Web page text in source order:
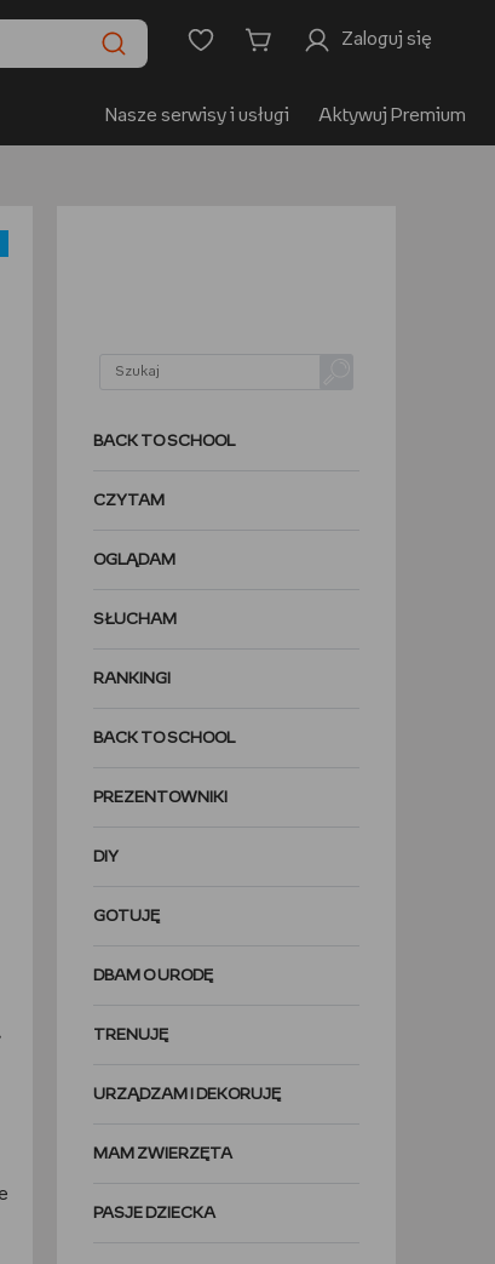
Zaloguj się
Nasze serwisy i usługi Aktywuj Premium
BACK TO SCHOOL
CZYTAM
OGLĄDAM
SŁUCHAM
RANKINGI
BACK TO SCHOOL
PREZENTOWNIKI
DIY
GOTUJĘ
DBAM O URODĘ
TRENUJĘ
URZĄDZAM I DEKORUJĘ
MAM ZWIERZĘTA
PASJE DZIECKA